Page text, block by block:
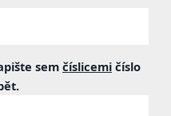
sem číslicemi číslo
.